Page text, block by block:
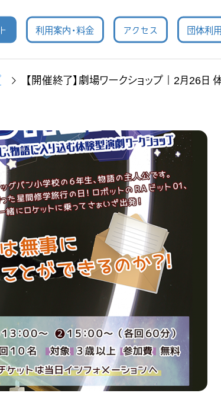
利用案内・料金 アクセス 団体利
【開催終了】劇場ワークショップ｜2月26